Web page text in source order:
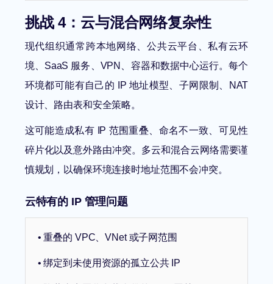
挑战 4：云与混合网络复杂性
现代组织通常跨本地网络、公共云平台、私有云环
境、SaaS 服务、VPN、容器和数据中心运行。每个
环境都可能有自己的 IP 地址模型、子网限制、NAT
设计、路由表和安全策略。
这可能造成私有 IP 范围重叠、命名不一致、可见性
碎片化以及意外路由冲突。多云和混合云网络需要谨
慎规划，以确保环境连接时地址范围不会冲突。
云特有的 IP 管理问题
• 重叠的 VPC、VNet 或子网范围
• 绑定到未使用资源的孤立公共 IP